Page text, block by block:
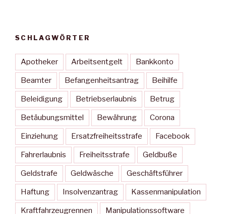
SCHLAGWÖRTER
Apotheker Arbeitsentgelt Bankkonto
Beamter Befangenheitsantrag Beihilfe
Beleidigung Betriebserlaubnis Betrug
Betäubungsmittel Bewährung Corona
Einziehung Ersatzfreiheitsstrafe Facebook
Fahrerlaubnis Freiheitsstrafe Geldbuße
Geldstrafe Geldwäsche Geschäftsführer
Haftung Insolvenzantrag Kassenmanipulation
Kraftfahrzeugrennen Manipulationssoftware